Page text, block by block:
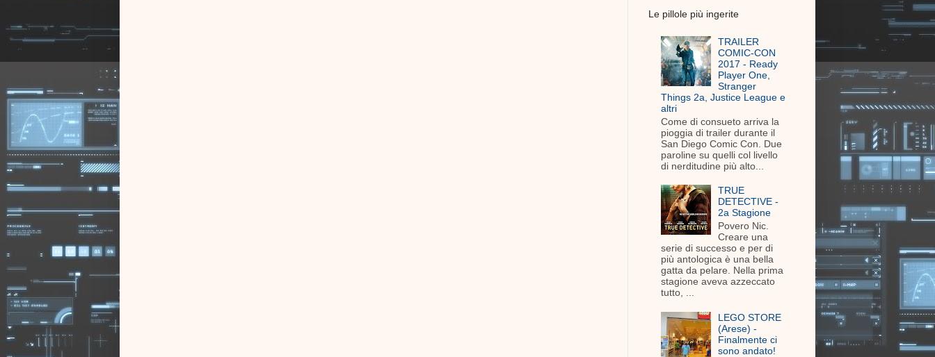
Le pillole più ingerite
TRAILER
COMIC-CON
2017 - Ready
Player One,
Stranger
Things 2a, Justice League e
altri
Come di consueto arriva la
pioggia di trailer durante il
San Diego Comic Con. Due
paroline su quelli col livello
di nerditudine più alto...
TRUE
DETECTIVE -
2a Stagione
Povero Nic.
Creare una
serie di successo e per di
più antologica è una bella
gatta da pelare. Nella prima
stagione aveva azzeccato
tutto, ...
LEGO STORE
(Arese) -
Finalmente ci
sono andato!